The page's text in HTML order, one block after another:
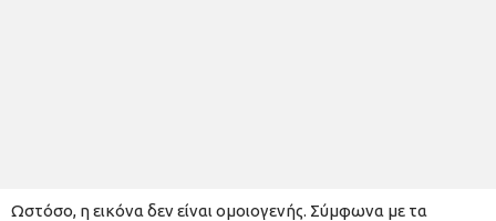
Ωστόσο, η εικόνα δεν είναι ομοιογενής. Σύμφωνα με τα